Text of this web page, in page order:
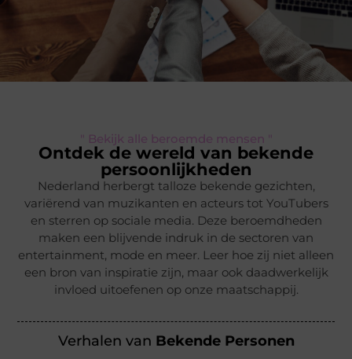
" Bekijk alle beroemde mensen "
Ontdek de wereld van bekende
persoonlijkheden
Nederland herbergt talloze bekende gezichten,
variërend van muzikanten en acteurs tot YouTubers
en sterren op sociale media. Deze beroemdheden
maken een blijvende indruk in de sectoren van
entertainment, mode en meer. Leer hoe zij niet alleen
een bron van inspiratie zijn, maar ook daadwerkelijk
invloed uitoefenen op onze maatschappij.
Verhalen van Bekende Personen